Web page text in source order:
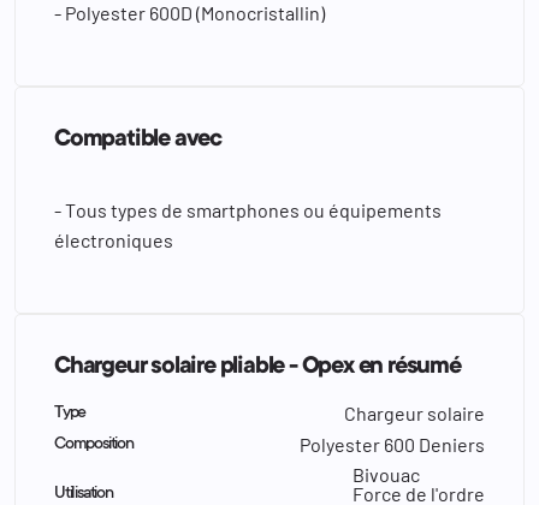
- Polyester 600D (Monocristallin)
Compatible avec
- Tous types de smartphones ou équipements
électroniques
Chargeur solaire pliable - Opex en résumé
Type Chargeur solaire
Composition Polyester 600 Deniers
Utilisation
Bivouac
Force de l'ordre